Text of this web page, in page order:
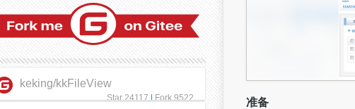
准备
keking/kkFileView
Star 24117|Fork 9522